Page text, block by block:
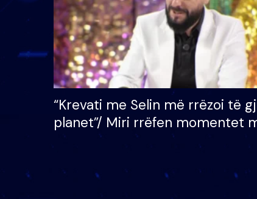
“Krevati me Selin më rrëzoi të
planet”/ Miri rrëfen momentet
bukura në shtëpinë e BB VIP: Do